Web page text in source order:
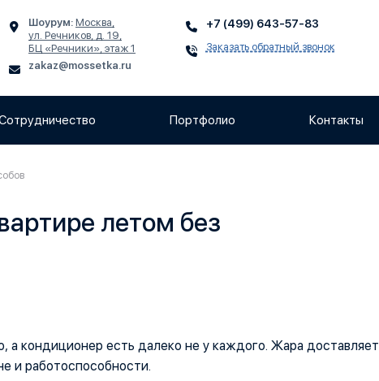
Шоурум: Москва,
ул. Речников, д. 19,
БЦ «Речники», этаж 1
zakaz@mossetka.ru
+7 (499) 643-57-83
Заказать обратный звонок
Портфолио Контакты
летом без
кондиционер есть далеко не у каждого. Жара доставляет
и работоспособности.